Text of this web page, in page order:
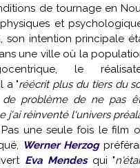
de tournage en
et
son intention principale
une ville où la
le
a "réécrit plus du tiers du
problème de ne pas
j'ai réinventé l'univers
Pas une seule fois le film
Werner Herzog
Eva Mendesqui "